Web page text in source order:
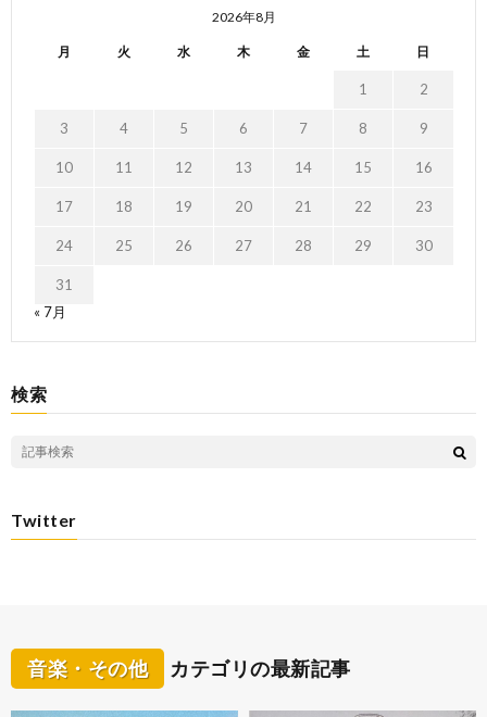
2026年8月
月 火 水 木 金 土 日
1 2
3 4 5 6 7 8 9
10 11 12 13 14 15 16
17 18 19 20 21 22 23
24 25 26 27 28 29 30
31
« 7月
検索
Twitter
音楽・その他 カテゴリの最新記事